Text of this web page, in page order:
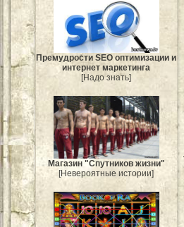
Премудрости SEO оптимизации и
интернет маркетинга
[Надо знать]
Магазин "Спутников жизни"
[Невероятные истории]